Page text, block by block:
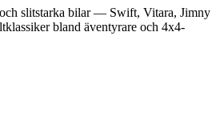
slitstarka bilar — Swift, Vitara, Jimny
bland äventyrare och 4x4-